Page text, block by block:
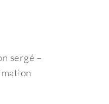
sergé –